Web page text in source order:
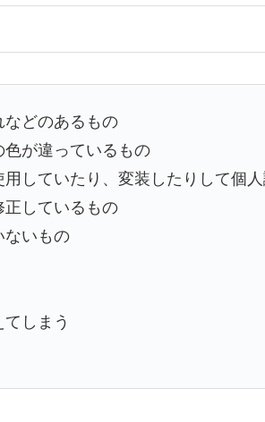
などのあるもの
色が違っているもの
用していたり、変装したりして個
正しているもの
ないもの
てしまう